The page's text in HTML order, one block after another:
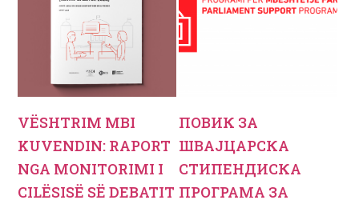
VËSHTRIM MBI
KUVENDIN: RAPORT
NGA MONITORIMI I
CILËSISË SË DEBATIT
ПОВИК ЗА
ШВАЈЦАРСКА
СТИПЕНДИСКА
ПРОГРАМА ЗА